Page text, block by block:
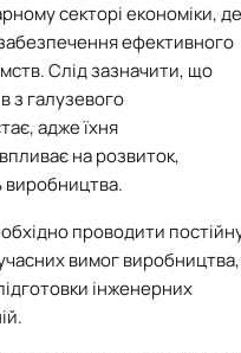
секторі економіки, де
ефективного
Слід зазначити, що
з галузевого
адже їхня
на розвиток,
виробництва.
проводити
вимог виробництва,
інженерних